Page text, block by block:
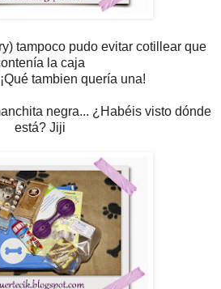
tampoco pudo evitar cotillear que
la caja
tambien quería una!
negra... ¿Habéis visto dónde
está? Jiji